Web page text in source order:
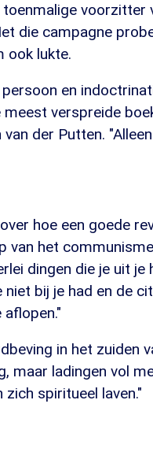
voorzitter
die campagne
ook lukte.
en
meest verspreide
der Putten.
hoe een goede
van het
dingen die je uit
bij je had en de
in het zuiden
maar ladingen vol
spiritueel laven."